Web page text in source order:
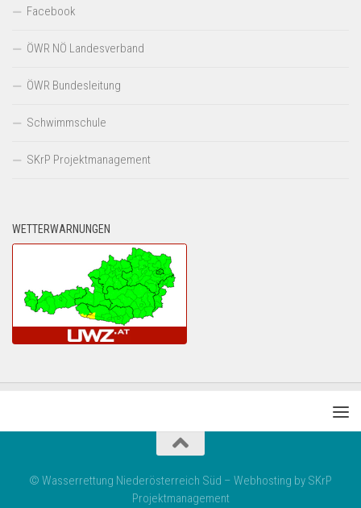
Facebook
ÖWR NÖ Landesverband
ÖWR Bundesleitung
Schwimmschule
SKrP Projektmanagement
WETTERWARNUNGEN
© Wasserrettung Niederösterreich Süd – Webhosting by SKrP
Projektmanagement